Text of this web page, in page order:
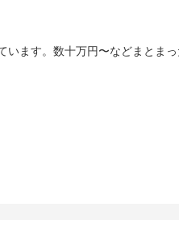
ます。数十万円〜などまとま